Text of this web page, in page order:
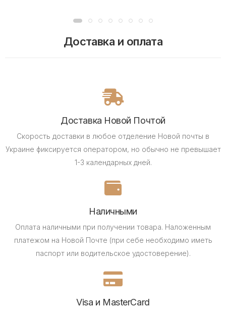
Доставка и оплата
Доставка Новой Почтой
Скорость доставки в любое отделение Новой почты в
Украине фиксируется оператором, но обычно не превышает
1-3 календарных дней.
Наличными
Оплата наличными при получении товара. Наложенным
платежом на Новой Почте (при себе необходимо иметь
паспорт или водительское удостоверение).
Visa и MasterCard